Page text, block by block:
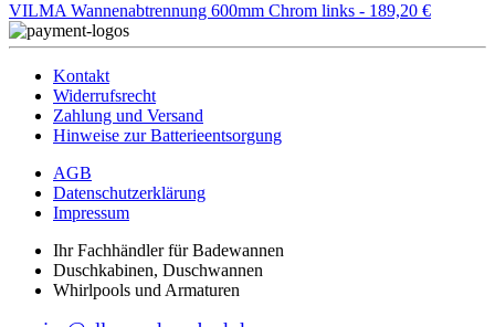
VILMA Wannenabtrennung 600mm Chrom links - 189,20 €
Kontakt
Widerrufsrecht
Zahlung und Versand
Hinweise zur Batterieentsorgung
AGB
Datenschutzerklärung
Impressum
Ihr Fachhändler für Badewannen
Duschkabinen, Duschwannen
Whirlpools und Armaturen